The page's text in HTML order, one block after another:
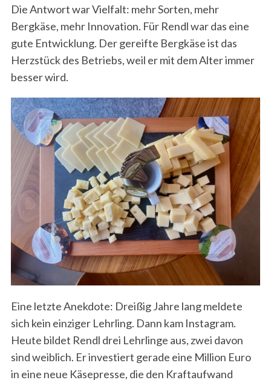
Die Antwort war Vielfalt: mehr Sorten, mehr
Bergkäse, mehr Innovation. Für Rendl war das eine
gute Entwicklung. Der gereifte Bergkäse ist das
Herzstück des Betriebs, weil er mit dem Alter immer
besser wird.
Eine letzte Anekdote: Dreißig Jahre lang meldete
sich kein einziger Lehrling. Dann kam Instagram.
Heute bildet Rendl drei Lehrlinge aus, zwei davon
sind weiblich. Er investiert gerade eine Million Euro
in eine neue Käsepresse, die den Kraftaufwand